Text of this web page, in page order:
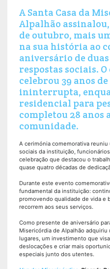
A Santa Casa da
Alpalhão
de outubro, mais
na sua história ao
aniversário de
respostas sociais.
celebrou 39 anos
ininterrupta,
residencial para
completou 28 anos
comunidade.
A cerimónia comemorativa
sociais da instituição,
celebração que destacou o
quase quatro décadas de
Durante este evento
fundamental da instituição:
promovendo qualidade de vida e
recorrem aos seus serviços.
Como presente de aniversário
Misericórdia de Alpalhão adquiriu
lugares, um investimento que
deslocações e criar mais
especiais junto dos utentes.